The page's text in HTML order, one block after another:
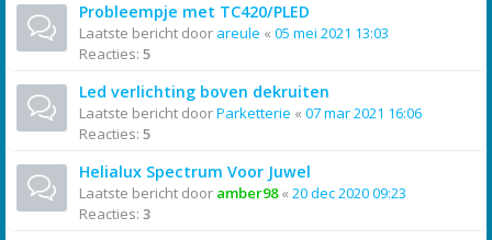
Probleempje met TC420/PLED
Laatste bericht door areule « 05 mei 2021 13:03
Reacties: 5
Led verlichting boven dekruiten
Laatste bericht doorParketterie « 07 mar 2021 16:06
Reacties: 5
Helialux Spectrum Voor Juwel
Laatste bericht door amber98« 20 dec 2020 09:23
Reacties: 3